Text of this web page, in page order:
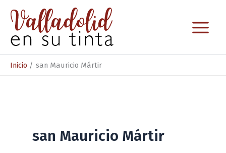
contenido
Inicio san Mauricio Mártir
san Mauricio Mártir